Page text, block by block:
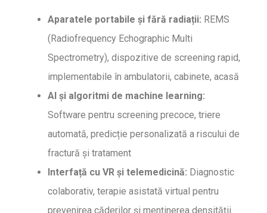
Aparatele portabile și fără radiații: REMS
(Radiofrequency Echographic Multi
Spectrometry), dispozitive de screening rapid,
implementabile în ambulatorii, cabinete, acasă
AI și algoritmi de machine learning:
Software pentru screening precoce, triere
automată, predicție personalizată a riscului de
fractură și tratament
Interfață cu VR și telemedicină: Diagnostic
colaborativ, terapie asistată virtual pentru
prevenirea căderilor și menținerea densității